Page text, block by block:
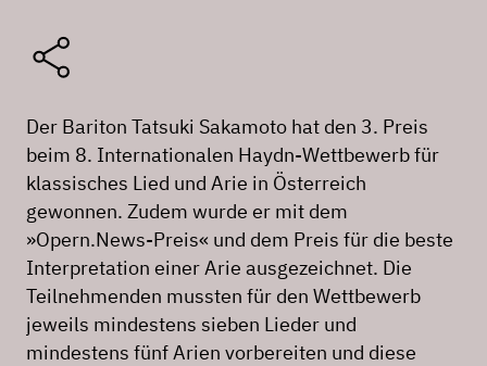
Der Bariton Tatsuki Sakamoto hat den 3. Preis
beim 8. Internationalen Haydn-Wettbewerb für
klassisches Lied und Arie in Österreich
gewonnen. Zudem wurde er mit dem
»Opern.News-Preis« und dem Preis für die beste
Interpretation einer Arie ausgezeichnet. Die
Teilnehmenden mussten für den Wettbewerb
jeweils mindestens sieben Lieder und
mindestens fünf Arien vorbereiten und diese